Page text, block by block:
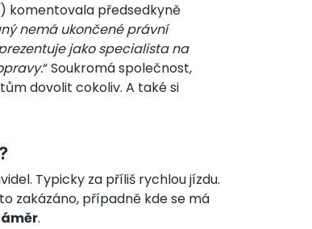
komentovala předsedkyně
nemá ukončené právní
jako specialista na
“ Soukromá společnost,
dovolit cokoliv. A také si
Typicky za příliš rychlou jízdu.
zakázáno, případně kde se má
.